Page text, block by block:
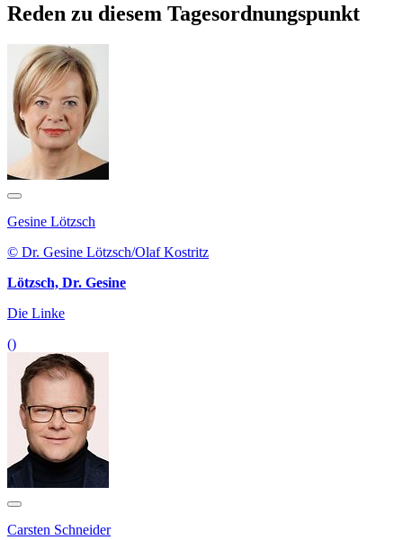
Reden zu diesem Tagesordnungspunkt
Gesine Lötzsch
© Dr. Gesine Lötzsch/Olaf Kostritz
Lötzsch, Dr. Gesine
Die Linke
()
Carsten Schneider